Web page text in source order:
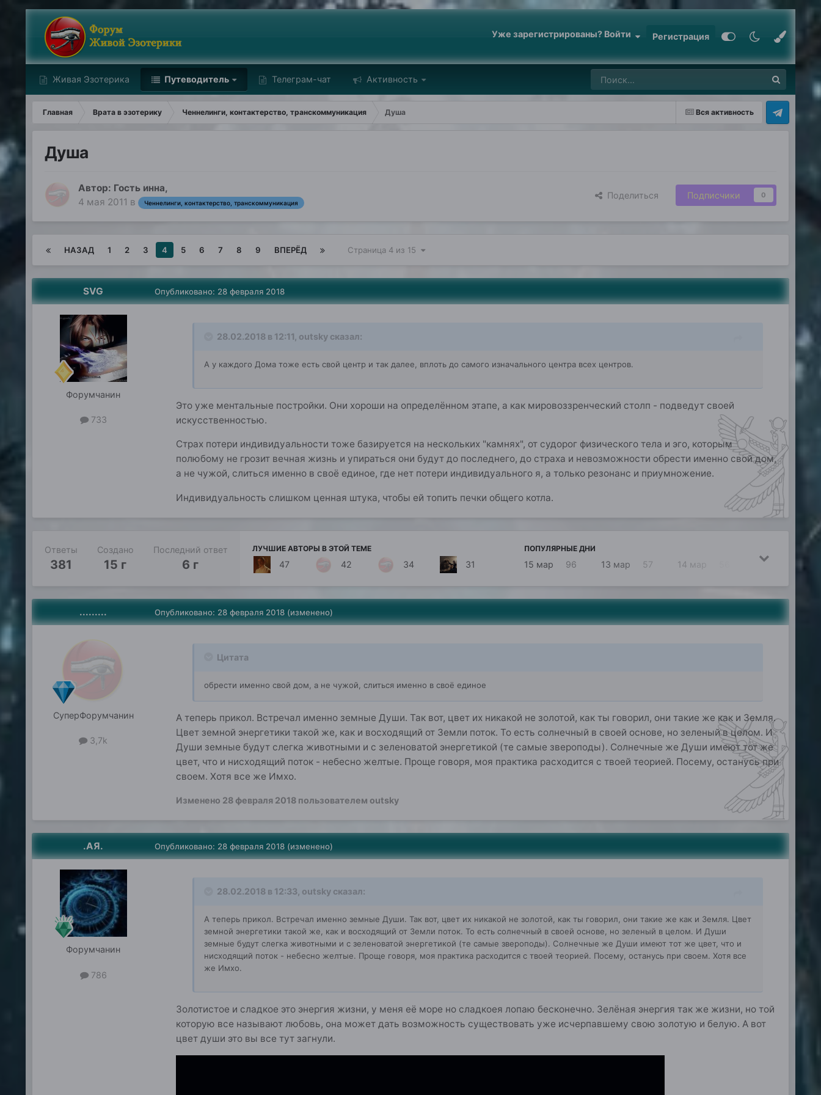
Уже зарегистрированы? Войти Регистрация
Живая Эзотерика Путеводитель Телеграм-чат Активность
Вся активность
Главная Врата в эзотерику Ченнелинги, контактерство, транскоммуникация Душа
Душа
Автор: Гость инна,
4 мая 2011 в Ченнелинги, контактерство, транскоммуникация
Поделиться Подписчики 0
НАЗАД 1 2 3 4 5 6 7 8 9 ВПЕРЁД Страница 4 из 15
SVG
Форумчанин
733
Опубликовано: 28 февраля 2018
28.02.2018 в 12:11, outsky сказал:
А у каждого Дома тоже есть свой центр и так далее, вплоть до самого изначального центра всех центров.
Это уже ментальные постройки. Они хороши на определённом этапе, а как мировоззренческий столп - подведут своей
искусственностью.
Страх потери индивидуальности тоже базируется на нескольких "камнях", от судорог физического тела и эго, которым
полюбому не грозит вечная жизнь и упираться они будут до последнего, до страха и невозможности обрести именно свой дом,
а не чужой, слиться именно в своё единое, где нет потери индивидуального я, а только резонанс и приумножение.
Индивидуальность слишком ценная штука, чтобы ей топить печки общего котла.
Ответы
381
Создано
15 г
Последний ответ
6 г
ЛУЧШИЕ АВТОРЫ В ЭТОЙ ТЕМЕ
47 42 34 31
ПОПУЛЯРНЫЕ ДНИ
15 мар 96 13 мар 57 14 мар 16 мар
.........
СуперФорумчанин
3,7k
Опубликовано: 28 февраля 2018 (изменено)
Цитата
обрести именно свой дом, а не чужой, слиться именно в своё единое
А теперь прикол. Встречал именно земные Души. Так вот, цвет их никакой не золотой, как ты говорил, они такие же как и Земля.
Цвет земной энергетики такой же, как и восходящий от Земли поток. То есть солнечный в своей основе, но зеленый в целом. И
Души земные будут слегка животными и с зеленоватой энергетикой (те самые звероподы). Солнечные же Души имеют тот же
цвет, что и нисходящий поток - небесно желтые. Проще говоря, моя практика расходится с твоей теорией. Посему, останусь при
своем. Хотя все же Имхо.
Изменено 28 февраля 2018пользователем outsky
.АЯ.
Форумчанин
786
Опубликовано: 28 февраля 2018 (изменено)
28.02.2018 в 12:33, outsky сказал:
А теперь прикол. Встречал именно земные Души. Так вот, цвет их никакой не золотой, как ты говорил, они такие же как и Земля. Цвет
земной энергетики такой же, как и восходящий от Земли поток. То есть солнечный в своей основе, но зеленый в целом. И Души
земные будут слегка животными и с зеленоватой энергетикой (те самые звероподы). Солнечные же Души имеют тот же цвет, что и
нисходящий поток - небесно желтые. Проще говоря, моя практика расходится с твоей теорией. Посему, останусь при своем. Хотя все
же Имхо.
Золотистое и сладкое это энергия жизни, у меня её море но сладкоея лопаю бесконечно. Зелёная энергия так же жизни, но той
которую все называют любовь, она может дать возможность существовать уже исчерпавшему свою золотую и белую. А вот
цвет души это вы все тут загнули.